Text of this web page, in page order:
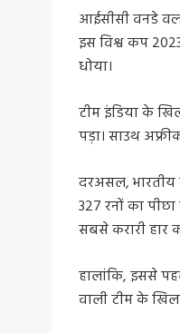
आईसीसी वनडे
इस विश्व कप
धोया।
टीम इंडिया के
पड़ा। साउथ
दरअसल, भारतीय
327 रनों का
सबसे करारी हार
हालांकि, इससे
वाली टीम के